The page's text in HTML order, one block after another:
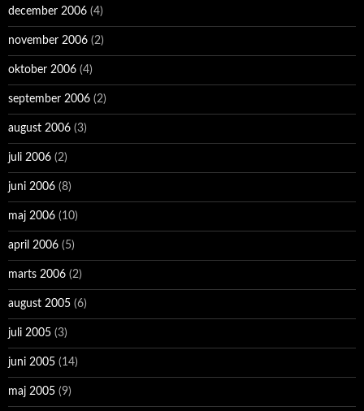
december 2006 (4)
november 2006 (2)
oktober 2006 (4)
september 2006 (2)
august 2006 (3)
juli 2006 (2)
juni 2006 (8)
maj 2006 (10)
april 2006 (5)
marts 2006 (2)
august 2005 (6)
juli 2005 (3)
juni 2005 (14)
maj 2005 (9)